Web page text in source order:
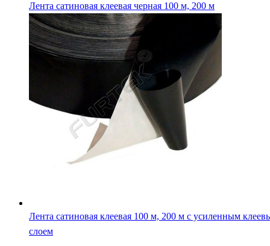
Лента сатиновая клеевая черная 100 м, 200 м
Лента сатиновая клеевая 100 м, 200 м с усиленным
слоем